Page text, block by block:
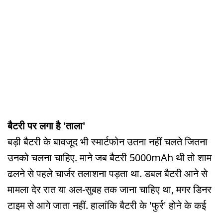
बैटरी पर लगा है 'ताला'
बड़ी बैटरी के बावजूद भी स्मार्टफोन उतना नहीं चलते जितना
उनको चलना चाहिए. माने जब बैटरी 5000mAh थी तो शाम
ढलने से पहले चार्जर तलाशना पड़ता था. डबल बैटरी आने से
मामला देर रात या अल-सुबह तक जाना चाहिए था, मगर डिनर
टाइम से आगे जाता नहीं. हालांकि बैटरी के 'फुर्र' होने के कई